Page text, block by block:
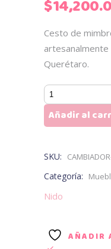
$
Cesto de
artesanalmente
Querétaro.
Cambiador
ROKA
cantidad
Añadir al
SKU:
Categoría:
Nido
AÑADIR